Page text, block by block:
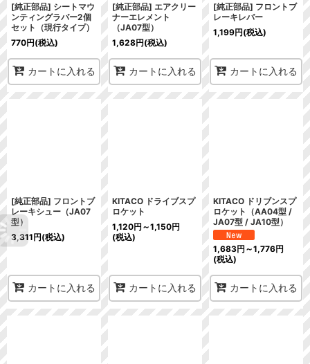
[純正部品] シートマウ
ンティングラバー2個
セット（現行タイプ）
770円(税込)
カートに入れる
[純正部品] エアクリー
ナーエレメント
（JA07型）
1,628円(税込)
カートに入れる
[純正部品] フロントブ
レーキレバー
1,199円(税込)
カートに入れる
[純正部品] フロントブ
レーキシュー（JA07
型）
3,311円(税込)
カートに入れる
KITACO ドライブスプ
ロケット
1,120円 ～1,150円
(税込)
カートに入れる
KITACO ドリブンスプ
ロケット（AA04型 /
JA07型 / JA10型）
1,683円 ～1,776円
(税込)
カートに入れる